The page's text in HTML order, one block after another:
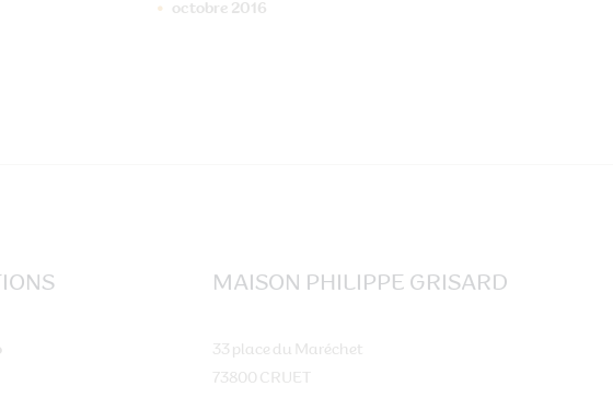
octobre 2016
MAISON PHILIPPE GRISARD
33 place du Maréchet
73800 CRUET